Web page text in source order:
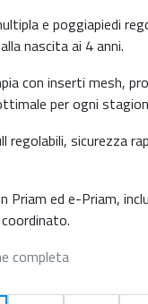
e poggiapiedi
nascita ai 4 anni.
con inserti mesh,
per ogni
regolabili, sicurezza
Priam ed e-Priam,
completa